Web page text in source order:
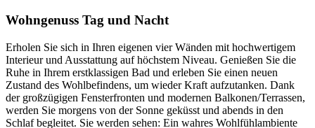
Wohngenuss Tag und Nacht
Erholen Sie sich in Ihren eigenen vier Wänden mit hochwertigem
Interieur und Ausstattung auf höchstem Niveau. Genießen Sie die
Ruhe in Ihrem erstklassigen Bad und erleben Sie einen neuen
Zustand des Wohlbefindens, um wieder Kraft aufzutanken. Dank
der großzügigen Fensterfronten und modernen Balkonen/Terrassen,
werden Sie morgens von der Sonne geküsst und abends in den
Schlaf begleitet. Sie werden sehen: Ein wahres Wohlfühlambiente